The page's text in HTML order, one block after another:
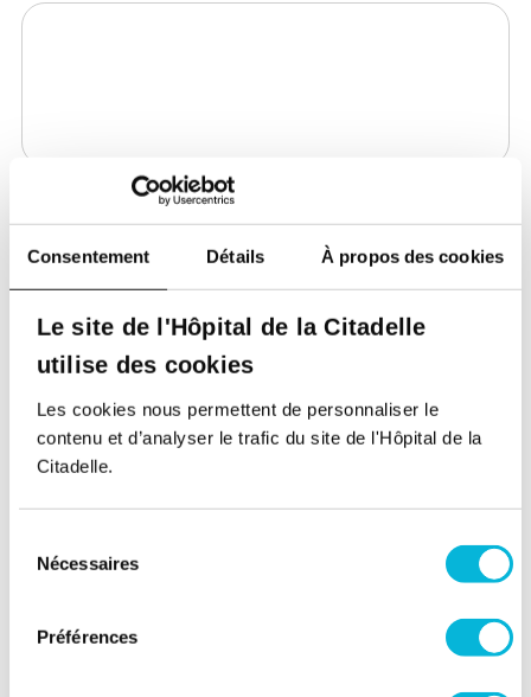
Consentement Détails À propos des cookies
Le site de l'Hôpital de la Citadelle
utilise des cookies
Les cookies nous permettent de personnaliser le
contenu et d’analyser le trafic du site de l'Hôpital de la
Citadelle.
Nécessaires
Préférences
1 seul fichier.
Limité à 10 Mo.
Types autorisés : pdf.
plus d’informations sur le traitement de vos
données dansla politique de protection des
données personnelles